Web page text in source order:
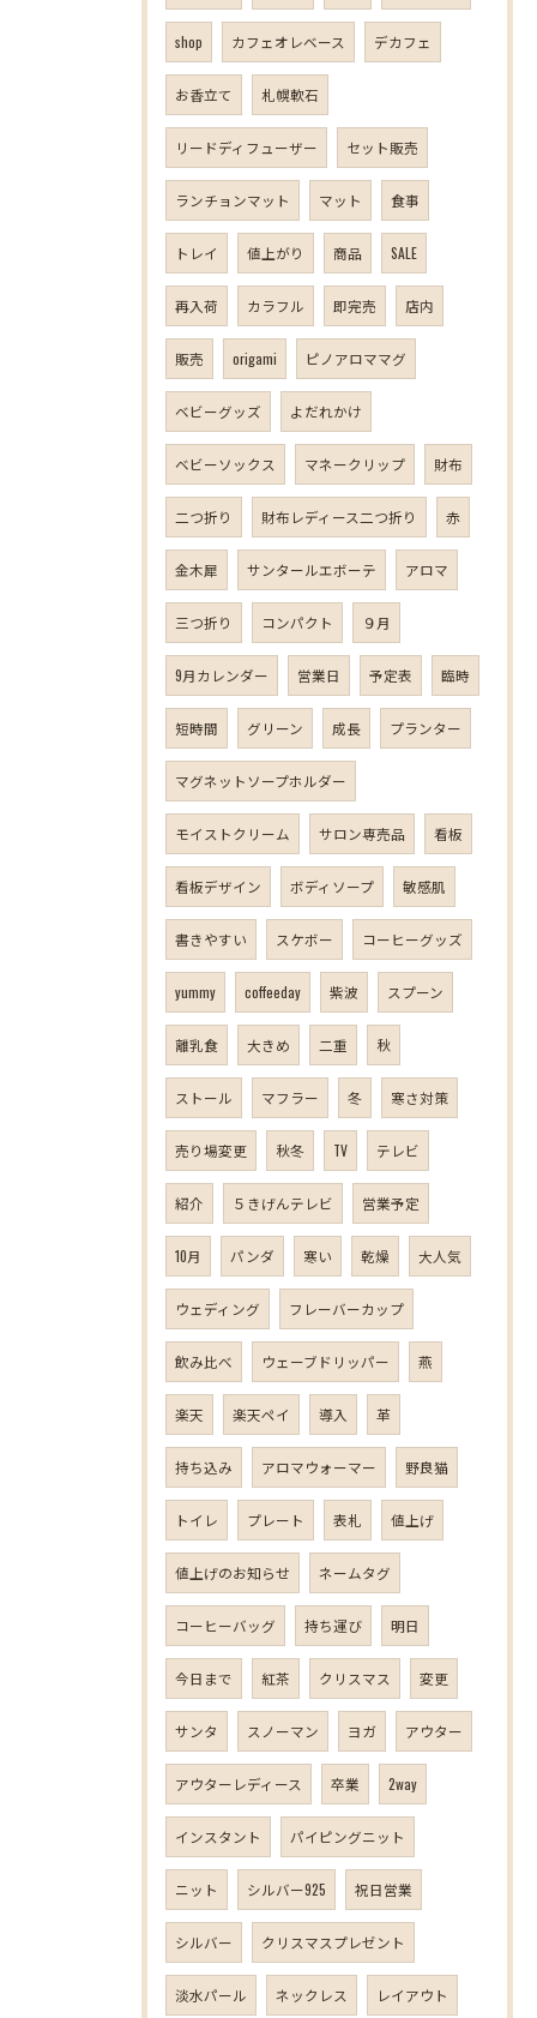
shop カフェオレベース デカフェ
お香立て 札幌軟石
リードディフューザー セット販売
ランチョンマット マット 食事
トレイ 値上がり 商品 SALE
再入荷 カラフル 即完売 店内
販売 origami ピノアロママグ
ベビーグッズ よだれかけ
ベビーソックス マネークリップ 財布
二つ折り 財布レディース二つ折り 赤
金木犀 サンタールエボーテ アロマ
三つ折り コンパクト ９月
9月カレンダー 営業日 予定表 臨時
短時間 グリーン 成長 プランター
マグネットソープホルダー
モイストクリーム サロン専売品 看板
看板デザイン ボディソープ 敏感肌
書きやすい スケボー コーヒーグッズ
yummy coffeeday 紫波 スプーン
離乳食 大きめ 二重 秋
ストール マフラー 冬 寒さ対策
売り場変更 秋冬 TV テレビ
紹介 ５きげんテレビ 営業予定
10月 パンダ 寒い 乾燥 大人気
ウェディング フレーバーカップ
飲み比べ ウェーブドリッパー 燕
楽天 楽天ペイ 導入 革
持ち込み アロマウォーマー 野良猫
トイレ プレート 表札 値上げ
値上げのお知らせ ネームタグ
コーヒーバッグ 持ち運び 明日
今日まで 紅茶 クリスマス 変更
サンタ スノーマン ヨガ アウター
アウターレディース 卒業 2way
インスタント パイピングニット
ニット シルバー925 祝日営業
シルバー クリスマスプレゼント
淡水パール ネックレス レイアウト